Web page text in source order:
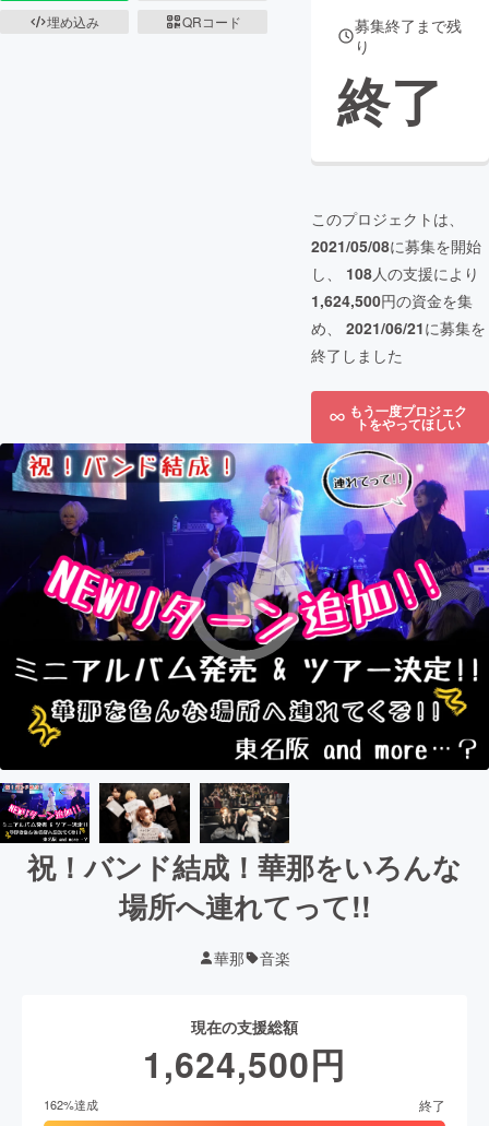
埋め込み
QRコード
募集終了まで残
り
終了
このプロジェクトは、
2021/05/08に募集を開始
し、 108人の支援により
1,624,500円の資金を集
め、 2021/06/21に募集を
終了しました
もう一度プロジェク
トをやってほしい
祝！バンド結成！華那をいろんな
場所へ連れてって!!
華那 音楽
現在の支援総額
1,624,500円
162%達成 終了